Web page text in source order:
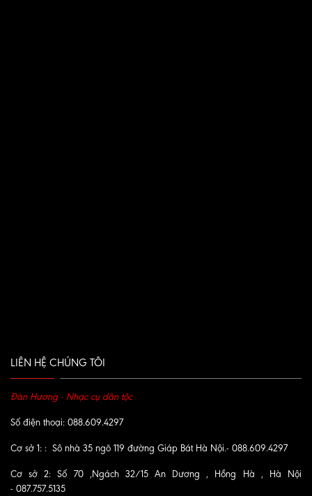
LIÊN HỆ CHÚNG TÔI
Đàn Hương - Nhạc cụ dân tộc
Số điện thoại: 088.609.4297
Cơ sở 1: : Sô nhà 35 ngõ 119 đường Giáp Bát Hà Nội.- 088.609.4297
Cơ sở 2: Số 70 ,Ngách 32/15 An Dương , Hồng Hà , Hà Nội
- 087.757.5135